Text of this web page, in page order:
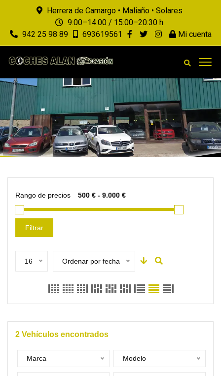
Herrera de Camargo • Maliaño • Solares
9:00–14:00 / 15:00–20:30 h
942 25 98 89
693619561 Mi cuenta
Rango de precios
Filtrar
16 Ordenar por fecha
2 Vehículos encontrados
Marca Modelo